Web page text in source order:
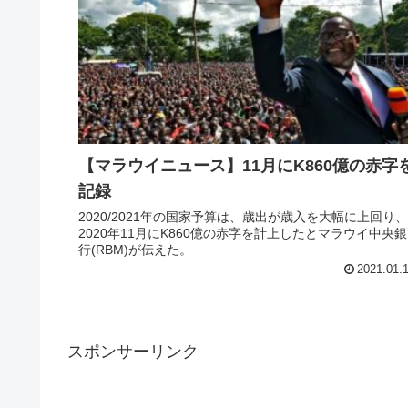
【マラウイニュース】11月にK860億の赤字
記録
2020/2021年の国家予算は、歳出が歳入を大幅に上回り、
2020年11月にK860億の赤字を計上したとマラウイ中央銀
行(RBM)が伝えた。
スポンサーリンク